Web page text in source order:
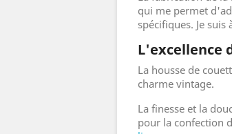
qui me permet
spécifiques. Je
L'excellence
La housse de
charme vintage.
La finesse et la
pour la confection